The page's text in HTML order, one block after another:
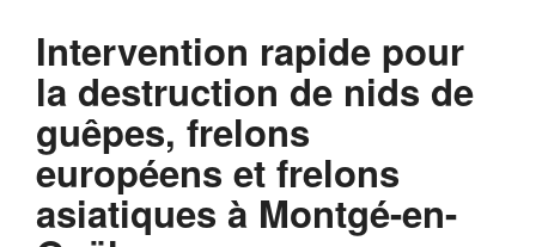
Intervention rapide pour
la destruction de nids de
guêpes, frelons
européens et frelons
asiatiques à Montgé-en-